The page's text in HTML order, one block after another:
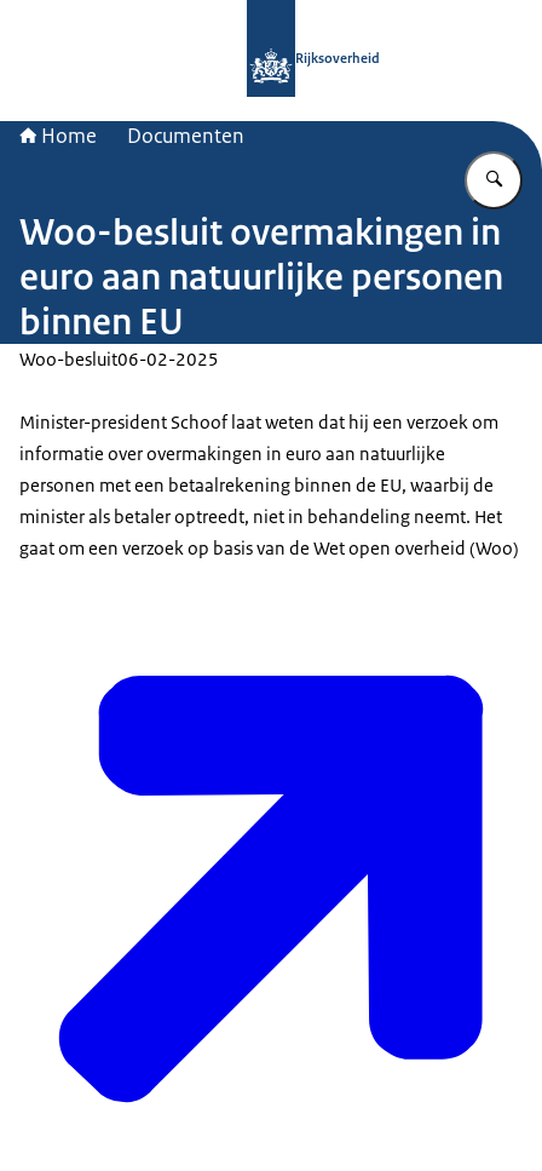
Rijksoverheid
Home Documenten
Woo-besluit overmakingen in
euro aan natuurlijke personen
binnen EU
Woo-besluit06-02-2025
Minister-president Schoof laat weten dat hij een verzoek om
informatie over overmakingen in euro aan natuurlijke
personen met een betaalrekening binnen de EU, waarbij de
minister als betaler optreedt, niet in behandeling neemt. Het
gaat om een verzoek op basis van de Wet open overheid (Woo)